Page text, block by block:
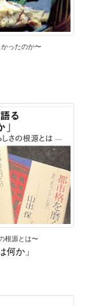
かったのか〜
根源とは〜
何か」